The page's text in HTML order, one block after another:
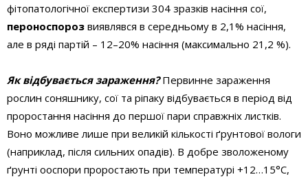
фітопатологічної експертизи 304 зразків насіння сої,
пероноспороз виявлявся в середньому в 2,1% насіння,
але в ряді партій – 12–20% насіння (максимально 21,2 %).
Як відбувається зараження?Первинне зараження
рослин соняшнику, сої та ріпаку відбувається в період від
проростання насіння до першої пари справжніх листків.
Воно можливе лише при великій кількості ґрунтової вологи
(наприклад, після сильних опадів). В добре зволоженому
ґрунті ооспори проростають при температурі +12…15°С,